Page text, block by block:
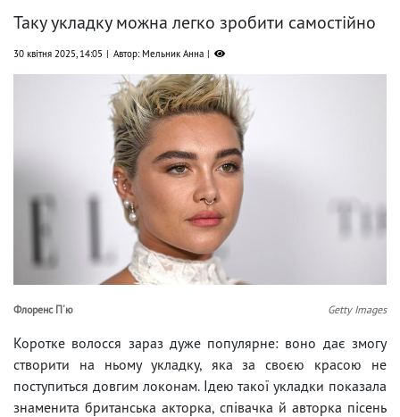
Таку укладку можна легко зробити самостійно
30 квітня 2025, 14:05 Автор: Мельник Анна
Флоренс П'ю Getty Images
Коротке волосся зараз дуже популярне: воно дає змогу
створити на ньому укладку, яка за своєю красою не
поступиться довгим локонам. Ідею такої укладки показала
знаменита британська акторка, співачка й авторка пісень